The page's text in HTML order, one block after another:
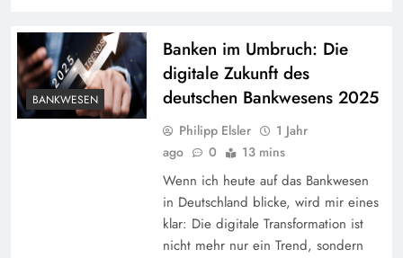
BANKWESEN
Banken im Umbruch: Die
digitale Zukunft des
deutschen Bankwesens 2025
Philipp Elsler
1 Jahr
ago
0 13 mins
Wenn ich heute auf das Bankwesen
in Deutschland blicke, wird mir eines
klar: Die digitale Transformation ist
nicht mehr nur ein Trend, sondern